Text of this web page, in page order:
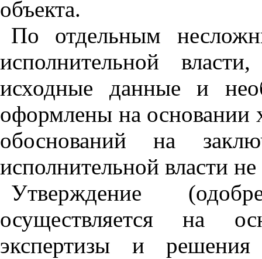
объекта.
По отдельным
исполнительной
исходные данные и
оформлены на основании
обоснований на
исполнительной власти
Утверждение
осуществляется на
экспертизы и